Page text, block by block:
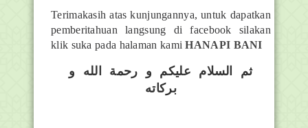
Terimakasih atas kunjungannya, untuk dapatkan
pemberitahuan langsung di facebook silakan
klik suka pada halaman kamiHANAPI BANI
ثم السلام عليكم و رحمة الله و
بركاته